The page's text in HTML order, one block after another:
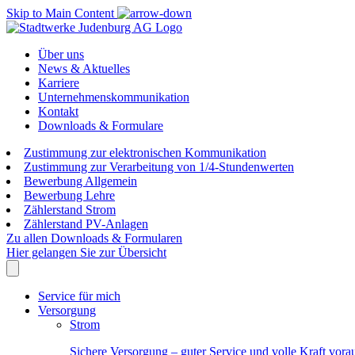
Skip to Main Content
Über uns
News & Aktuelles
Karriere
Unternehmenskommunikation
Kontakt
Downloads & Formulare
Zustimmung zur elektronischen Kommunikation
Zustimmung zur Verarbeitung von 1/4-Stundenwerten
Bewerbung Allgemein
Bewerbung Lehre
Zählerstand Strom
Zählerstand PV-Anlagen
Zu allen Downloads & Formularen
Hier gelangen Sie zur Übersicht
Service für mich
Versorgung
Strom
Sichere Versorgung – guter Service und volle Kraft